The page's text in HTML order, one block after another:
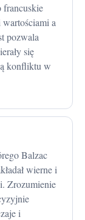
francuskie
a
pozwala
się
konfliktu w
wierne i
Zrozumienie
i